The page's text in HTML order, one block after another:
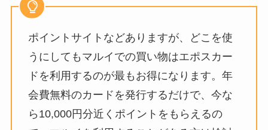
ポイントサイトなどありますが、どこを使
うにしてもマルイでの買い物はエポスカー
ドを利用するのが最もお得になります。年
会費無料のカードを発行するだけで、今な
ら10,000円分近くポイントをもらえるの